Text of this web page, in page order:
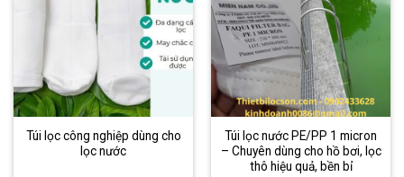
Túi lọc công nghiệp dùng cho
lọc nước
Túi lọc nước PE/PP 1 micron
– Chuyên dùng cho hồ bơi, lọc
thô hiệu quả, bền bỉ